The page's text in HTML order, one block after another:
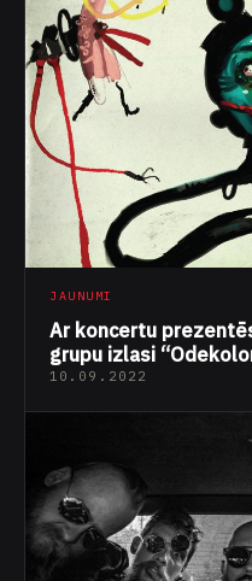
JAUNUMI
Ar koncertu
grupu izlasi
10.09.2022